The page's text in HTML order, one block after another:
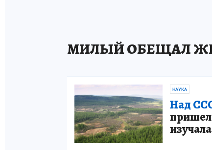
МИЛЫЙ ОБЕЩАЛ
НАУКА
Над